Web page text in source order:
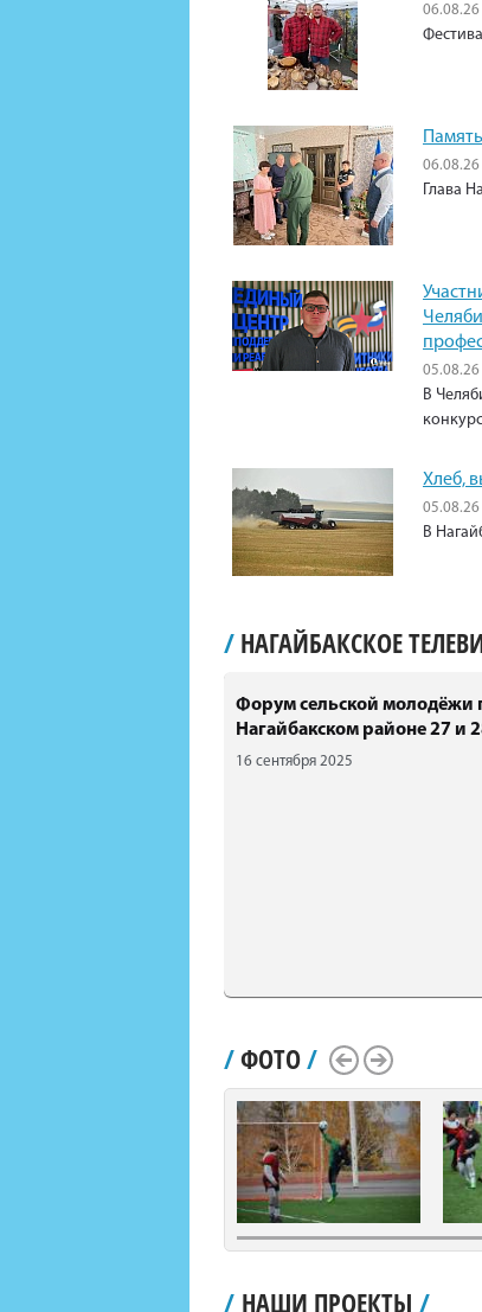
06.08.26
06.08.26
Глава
В
Хлеб,
05.08.26
В
/ НАГАЙБАКСКОЕ
Форум сельской молодёжи
Нагайбакском районе 27 и
16 сентября 2025
/ФОТО/
Scroll LeftScroll Right
/ НАШИ ПРОЕКТЫ /